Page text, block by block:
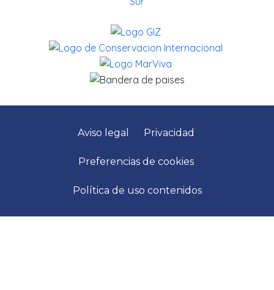
Aviso legal Privacidad
Preferencias de cookies
Política de uso contenidos